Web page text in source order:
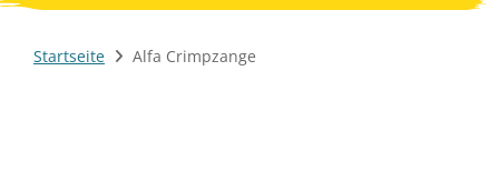
Startseite Alfa Crimpzange